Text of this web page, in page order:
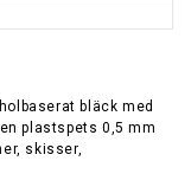
bläck med
plastspets 0,5 mm
skisser,